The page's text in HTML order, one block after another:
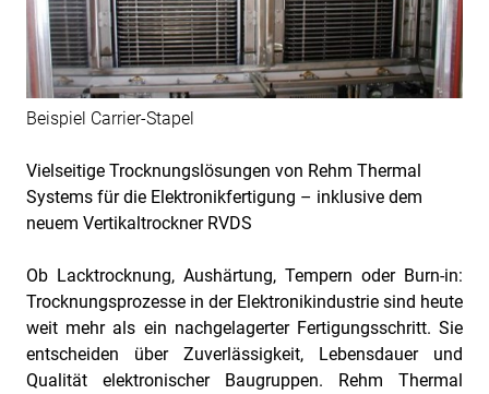
Beispiel Carrier-Stapel
Vielseitige Trocknungslösungen von Rehm Thermal
Systems für die Elektronikfertigung – inklusive dem
neuem Vertikaltrockner RVDS
Ob Lacktrocknung, Aushärtung, Tempern oder Burn-in:
Trocknungsprozesse in der Elektronikindustrie sind heute
weit mehr als ein nachgelagerter Fertigungsschritt. Sie
entscheiden über Zuverlässigkeit, Lebensdauer und
Qualität elektronischer Baugruppen. Rehm Thermal